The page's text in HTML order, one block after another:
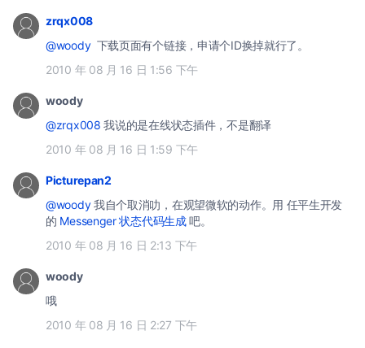
zrqx008
@woody下载页面有个链接，申请个ID换掉就行了。
2010 年 08 月 16 日 1:56 下午
woody
@zrqx008 我说的是在线状态插件，不是翻译
2010 年 08 月 16 日 1:59 下午
Picturepan2
@woody我自个取消叻，在观望微软的动作。用 任平生开发
的 Messenger 状态代码生成吧。
2010 年 08 月 16 日 2:13 下午
woody
哦
2010 年 08 月 16 日 2:27 下午